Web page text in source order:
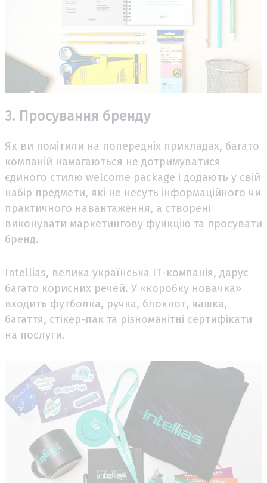
3. Просування бренду
Як ви помітили на попередніх прикладах, багато
компаній намагаються не дотримуватися
єдиного стилю welcome package і додають у свій
набір предмети, які не несуть інформаційного чи
практичного навантаження, а створені
виконувати маркетингову функцію та просувати
бренд.
Intellias, велика українська ІТ-компанія, дарує
багато корисних речей. У «коробку новачка»
входить футболка, ручка, блокнот, чашка,
багаття, стікер-пак та різноманітні сертифікати
на послуги.